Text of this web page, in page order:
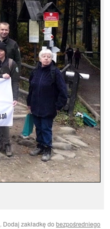
. Dodaj zakładkę do bezpośredniego